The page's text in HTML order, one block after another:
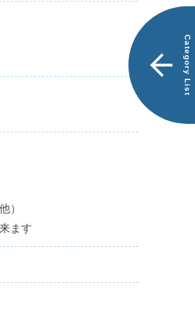
）
ます
覧
で
探
エ
Category List